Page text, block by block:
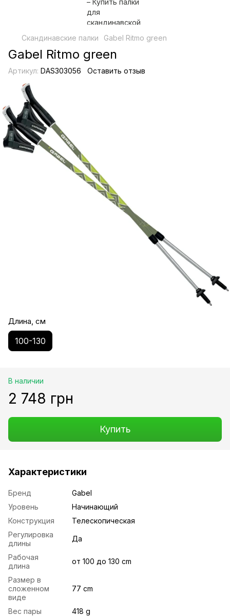
Скандинавские палки Gabel Ritmo green
Gabel Ritmo green
Артикул: DAS303056 Оставить отзыв
Длина, см
100-130
В наличии
2 748 грн
Купить
Характеристики
Бренд
Gabel
Уровень
Начинающий
Конструкция
Телескопическая
Регулировка
длины
Да
Рабочая
длина
от 100 до 130 cm
Размер в
сложенном
виде
77 cm
Вес пары
418 g